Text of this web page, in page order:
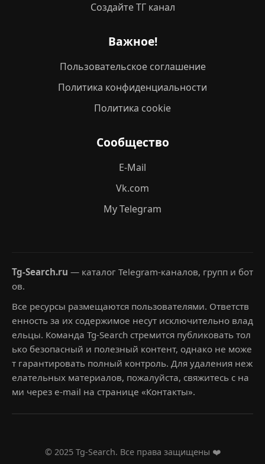
Создайте ТГ канал
Важное!
Пользовательское соглашение
Политика конфиденциальности
Политика cookie
Сообщество
E-Mail
Vk.com
My Telegram
Tg-Search.ru — каталог Telegram-каналов, групп и бот
ов.
Все ресурсы размещаются пользователями. Ответств
енность за их содержимое несут исключительно влад
ельцы. Команда Tg-Search стремится публиковать тол
ько безопасный и полезный контент, однако не може
т гарантировать полный контроль. Для удаления неж
елательных материалов, пожалуйста, свяжитесь с на
ми через e-mail на странице «Контакты».
© 2025 Tg-Search. Все права защищены ❤️